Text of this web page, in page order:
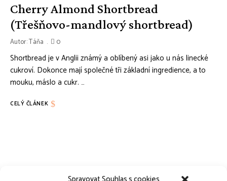
Cherry Almond Shortbread
(Třešňovo-mandlový shortbread)
Autor:Táňa 0
Shortbread je v Anglii známý a oblíbený asi jako u nás linecké
cukroví. Dokonce mají společné tři základní ingredience, a to
mouku, máslo a cukr. …
CELÝ ČLÁNEK